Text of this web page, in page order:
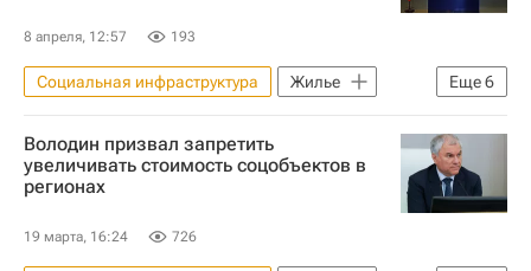
8 апреля, 12:57 193
Еще6
Социальная инфраструктура
Жилье
Россия
Москва
Ирек Файзуллин
Инфраструктура
Володин призвал запретить
увеличивать стоимость соцобъектов в
регионах
19 марта, 16:24 726